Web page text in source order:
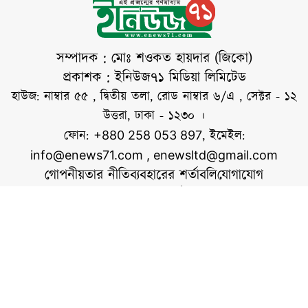
প্রতিবাদ সমাবেশ শেষে
বিক্ষোভ মিছিল সহকারে
জেলা প্রশাসক কার্যালয়
প্রাঙ্গণে তারা অবস্থান
নেন। পরে জেলা
স্মারকলিপি দেন।
সমাবেশে বক্তব্য দেন,
আ স ম ছালেহ
সম্পাদক : মোঃ শওকত হায়দার (জিকো)
প্রকাশক : ইনিউজ৭১ মিডিয়া লিমিটেড
হাউজ: নাম্বার ৫৫ , দ্বিতীয় তলা, রোড নাম্বার ৬/এ , সেক্টর - ১২
উত্তরা, ঢাকা - ১২৩০ ।
ফোন: +880 258 053 897, ইমেইল:
info@enews71.com , enewsltd@gmail.com
গোপনীয়তার নীতিব্যবহারের শর্তাবলিযোগাযোগ